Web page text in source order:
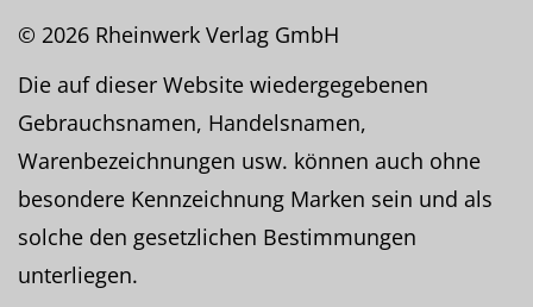
© 2026 Rheinwerk Verlag GmbH
Die auf dieser Website wiedergegebenen
Gebrauchsnamen, Handelsnamen,
Warenbezeichnungen usw. können auch ohne
besondere Kennzeichnung Marken sein und als
solche den gesetzlichen Bestimmungen
unterliegen.